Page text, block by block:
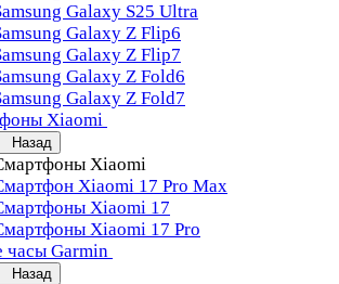
Galaxy S25 Ultra
Galaxy Z Flip6
Galaxy Z Flip7
Galaxy Z Fold6
Galaxy Z Fold7
Xiaomi
Назад
Xiaomi
Xiaomi 17 Pro Max
Xiaomi 17
Xiaomi 17 Pro
Garmin
Назад